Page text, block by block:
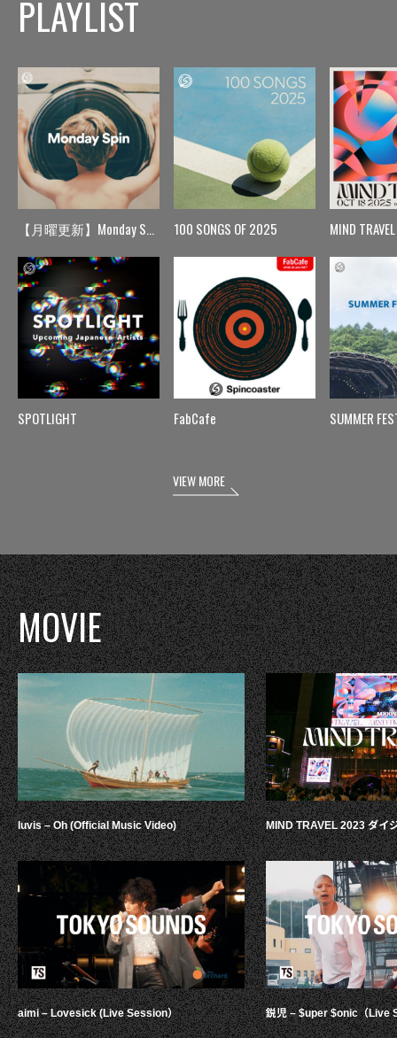
PLAYLIST
【月曜更新】Monday Spin
SPOTLIGHT
100 SONGS OF 2025
FabCafe
MIND TRAVEL
SUMMER
VIEW MORE
MOVIE
luvis – Oh (Official Music Video)
aimi – Lovesick (Live Session）
MIND TRAVEL 2023 ダイ
鋭児 – $uper $onic（Live